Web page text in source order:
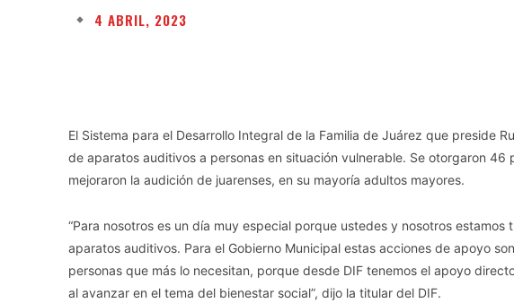
4 ABRIL, 2023
El Sistema para el Desarrollo Integral de la Familia de Juárez que preside
de aparatos auditivos a personas en situación vulnerable. Se otorgaron
mejoraron la audición de juarenses, en su mayoría adultos mayores.
“Para nosotros es un día muy especial porque ustedes y nosotros
aparatos auditivos. Para el Gobierno Municipal estas acciones de apoyo
personas que más lo necesitan, porque desde DIF tenemos el apoyo
al avanzar en el tema del bienestar social”, dijo la titular del DIF.